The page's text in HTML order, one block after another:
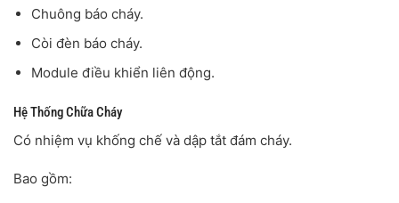
Chuông báo cháy.
Còi đèn báo cháy.
Module điều khiển liên động.
Hệ Thống Chữa Cháy
Có nhiệm vụ khống chế và dập tắt đám cháy.
Bao gồm: